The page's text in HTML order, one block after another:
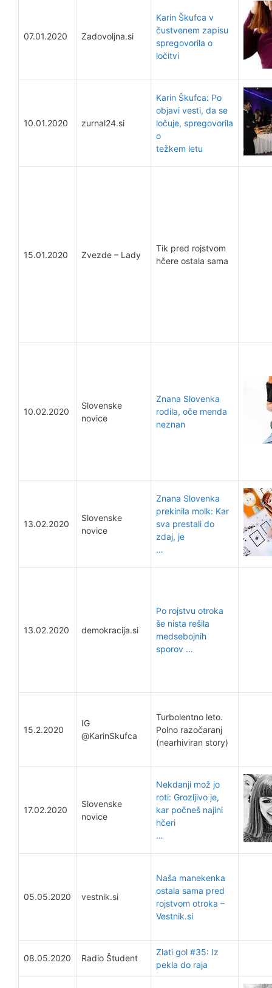
07.01.2020 Zadovoljna.si
Karin Škufca v
čustvenem zapisu
spregovorila o
ločitvi
10.01.2020 zurnal24.si
Karin Škufca: Po
objavi vesti, da se
ločuje, spregovorila
o
težkem letu
15.01.2020 Zvezde – Lady
Tik pred rojstvom
hčere ostala sama
10.02.2020
Slovenske
novice
Znana Slovenka
rodila, oče menda
neznan
13.02.2020
Slovenske
novice
Znana Slovenka
prekinila molk: Kar
sva prestali do
zdaj, je
…
13.02.2020 demokracija.si
Po rojstvu otroka
še nista rešila
medsebojnih
sporov …
15.2.2020
IG
@KarinSkufca
Turbolentno leto.
Polno razočaranj
(nearhiviran story)
17.02.2020
Slovenske
novice
Nekdanji mož jo
roti: Grozljivo je,
kar počneš najini
hčeri
…
05.05.2020 vestnik.si
Naša manekenka
ostala sama pred
rojstvom otroka –
Vestnik.si
08.05.2020 Radio Študent
Zlati gol #35: Iz
pekla do raja